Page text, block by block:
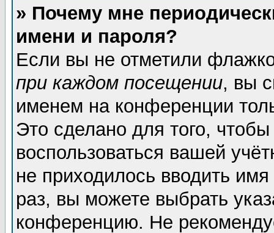
» Почему мне
имени и пароля?
Если вы не отметили
при каждом посещении, вы
именем на конференции
Это сделано для того, чтобы
воспользоваться вашей
не приходилось вводить
раз, вы можете выбрать
конференцию. Не